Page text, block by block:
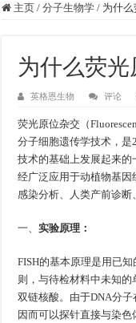
主页 / 分子生物学 / 为什
为什么荧光
英格恩生物 评论
荧光原位杂交（
分子细胞遗传学技术，
技术的基础上发展起来
经广泛应用于动植物基
感染分析、人类产前诊断
一、实验原理：
FISH的基本原理是用已
则，与待检材料中未知
双链核酸。由于DNA分
因而可以探针直接与染